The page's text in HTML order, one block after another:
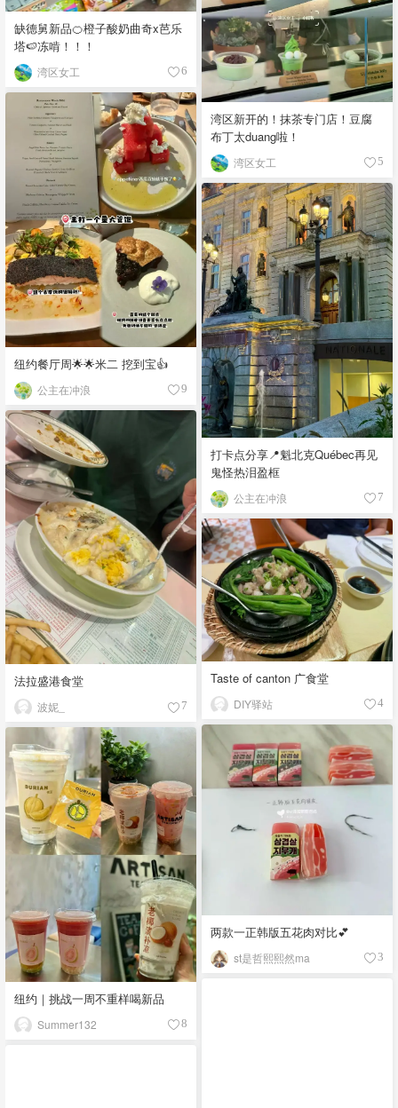
缺德舅新品🍊橙子酸奶曲奇x芭乐
塔🍉冻啃！！！
湾区女工 6
湾区新开的！抹茶专门店！豆腐
布丁太duang啦！
湾区女工 5
纽约餐厅周🌟🌟米二 挖到宝👍
公主在冲浪 9
打卡点分享📍魁北克Québec再见
鬼怪热泪盈框
公主在冲浪 7
法拉盛港食堂
波妮_ 7
Taste of canton 广食堂
DIY驿站 4
两款一正韩版五花肉对比💕
st是哲熙熙然ma 3
纽约｜挑战一周不重样喝新品
Summer132 8